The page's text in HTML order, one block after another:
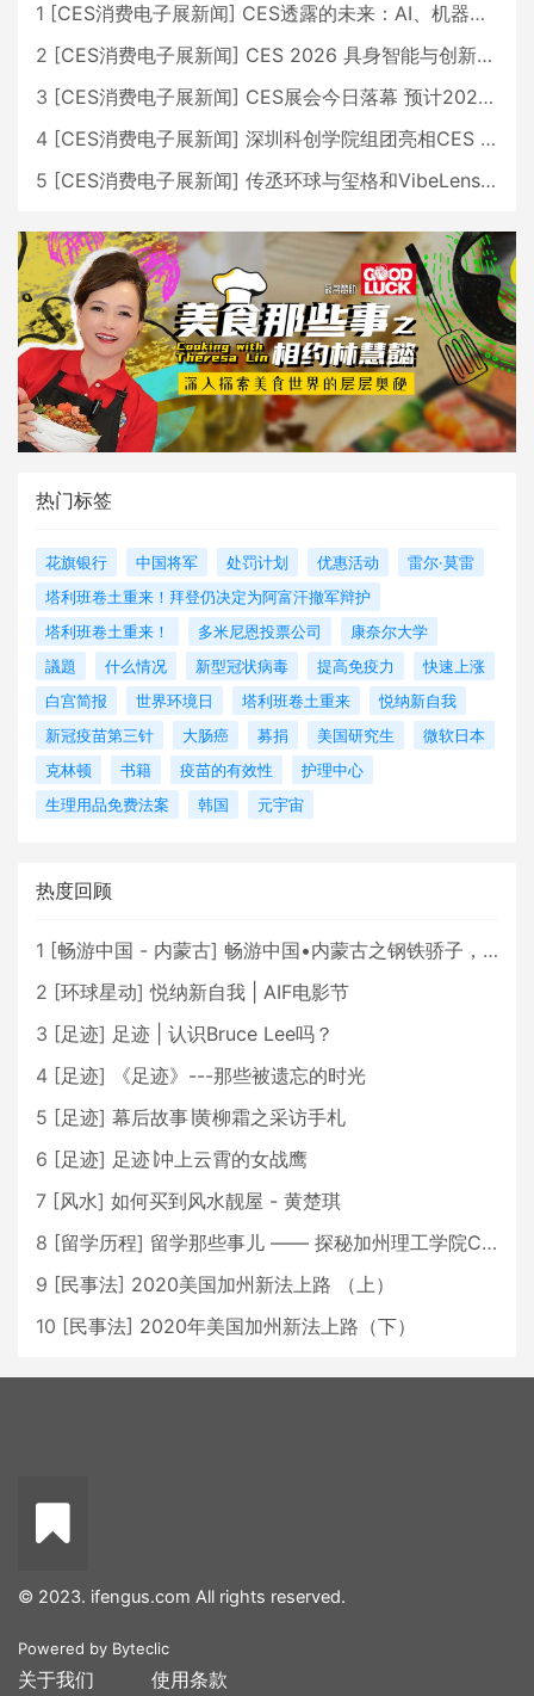
1 [CES消费电子展新闻] CES透露的未来：AI、机器人与智能生活大爆发
2 [CES消费电子展新闻] CES 2026 具身智能与创新领域 中国公司大放异彩
3 [CES消费电子展新闻] CES展会今日落幕 预计2026行业收入将超五千亿美元
4 [CES消费电子展新闻] 深圳科创学院组团亮相CES 广受好评
5 [CES消费电子展新闻] 传丞环球与玺格和VibeLens共同推出全新耳机
热门标签
花旗银行 中国将军 处罚计划 优惠活动
雷尔·莫雷
塔利班卷土重来！拜登仍决定为阿富汗撤军辩护
塔利班卷土重来！
多米尼恩投票公司
康奈尔大学
議題
什么情况 新型冠状病毒 提高免疫力
快速上涨
白宫简报
世界环境日 塔利班卷土重来
悦纳新自我
新冠疫苗第三针
大肠癌 募捐 美国研究生
微软日本
克林顿
书籍 疫苗的有效性
护理中心
生理用品免费法案
韩国 元宇宙
热度回顾
1 [畅游中国 - 内蒙古] 畅游中国•内蒙古之钢铁骄子，魅力包头
2 [环球星动] 悦纳新自我 | AIF电影节
3 [足迹] 足迹 | 认识Bruce Lee吗？
4 [足迹]
《足迹》---那些被遗忘的时光
5 [足迹] 幕后故事∣黄柳霜之采访手札
6 [足迹] 足迹∣冲上云霄的女战鹰
7 [风水] 如何买到风水靓屋 - 黄楚琪
8 [留学历程] 留学那些事儿 —— 探秘加州理工学院Caltech博士生活 [上集]
9 [民事法] 2020美国加州新法上路 （上）
10 [民事法] 2020年美国加州新法上路（下）
© 2023. ifengus.com All rights reserved.
Powered by Byteclic
关于我们 使用条款